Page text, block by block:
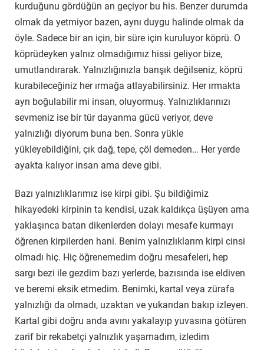
kurduğunu gördüğün an geçiyor bu his. Benzer durumda
olmak da yetmiyor bazen, aynı duygu halinde olmak da
öyle. Sadece bir an için, bir süre için kuruluyor köprü. O
köprüdeyken yalnız olmadığımız hissi geliyor bize,
umutlandırarak. Yalnızlığınızla barışık değilseniz, köprü
kurabileceğiniz her ırmağa atlayabilirsiniz. Her ırmakta
ayrı boğulabilir mi insan, oluyormuş. Yalnızlıklarınızı
sevmeniz ise bir tür dayanma gücü veriyor, deve
yalnızlığı diyorum buna ben. Sonra yükle
yükleyebildiğini, çık dağ, tepe, çöl demeden… Her yerde
ayakta kalıyor insan ama deve gibi.
Bazı yalnızlıklarımız ise kirpi gibi. Şu bildiğimiz
hikayedeki kirpinin ta kendisi, uzak kaldıkça üşüyen ama
yaklaşınca batan dikenlerden dolayı mesafe kurmayı
öğrenen kirpilerden hani. Benim yalnızlıklarım kirpi cinsi
olmadı hiç. Hiç öğrenemedim doğru mesafeleri, hep
sargı bezi ile gezdim bazı yerlerde, bazısında ise eldiven
ve beremi eksik etmedim. Benimki, kartal veya zürafa
yalnızlığı da olmadı, uzaktan ve yukarıdan bakıp izleyen.
Kartal gibi doğru anda avını yakalayıp yuvasına götüren
zarif bir rekabetçi yalnızlık yaşamadım, izledim